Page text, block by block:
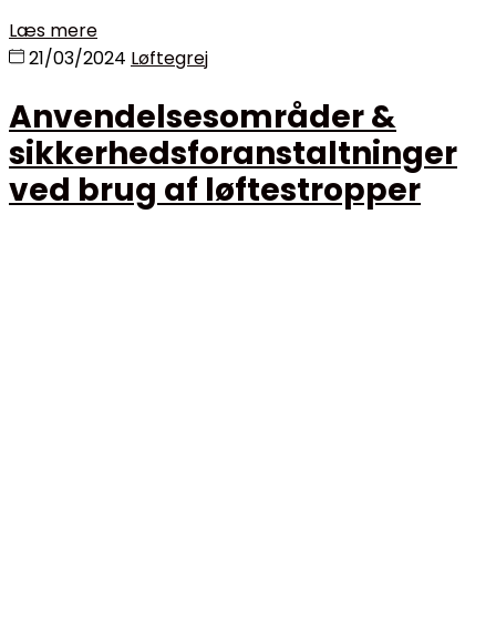
Læs mere
21/03/2024 Løftegrej
Anvendelsesområder &
sikkerhedsforanstaltninger
ved brug af løftestropper